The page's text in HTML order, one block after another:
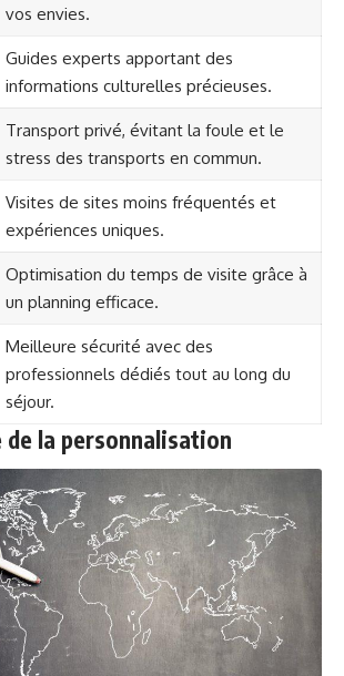
vos envies.
Guides experts apportant des
informations culturelles précieuses.
Transport privé, évitant la foule et le
stress des transports en commun.
Visites de sites moins fréquentés et
expériences uniques.
Optimisation du temps de visite grâce à
un planning efficace.
Meilleure sécurité avec des
professionnels dédiés tout au long du
séjour.
de la personnalisation